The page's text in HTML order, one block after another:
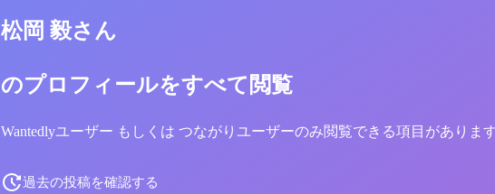
松岡 毅さん
のプロフィールをすべて閲覧
Wantedlyユーザー もしくは つながりユーザーのみ閲覧できる項目がありま
過去の投稿を確認する